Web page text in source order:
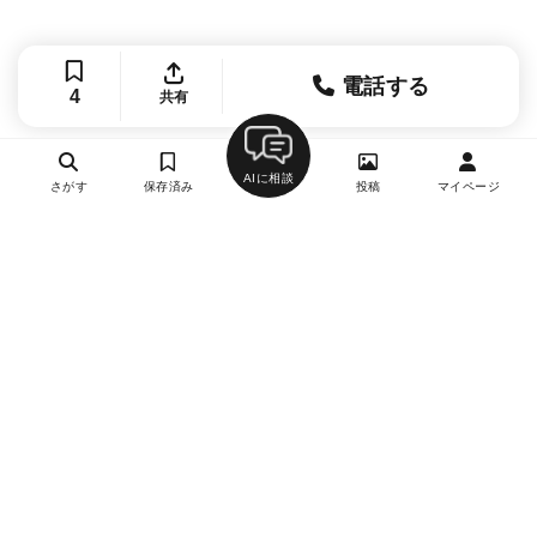
4 共有 電話する
さがす 保存済み
AIに相談
投稿 マイページ